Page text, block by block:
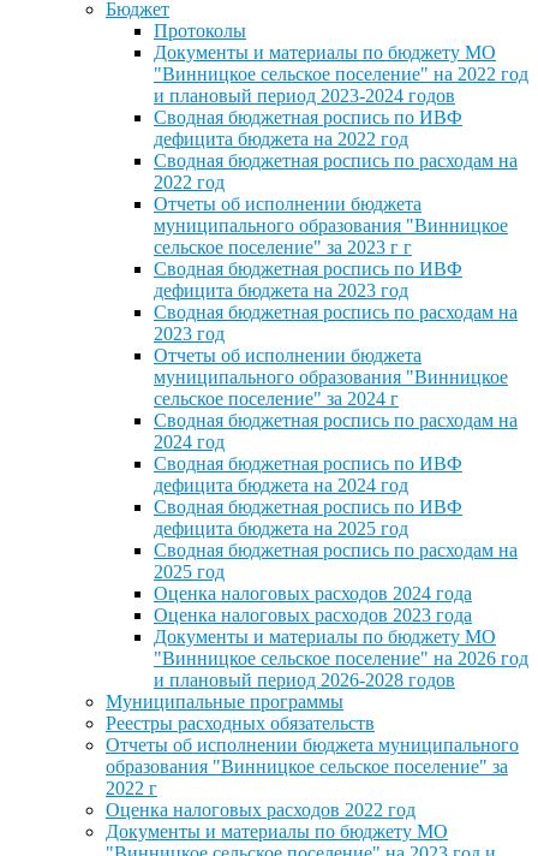
Бюджет
Протоколы
Документы и материалы по бюджету МО
"Винницкое сельское поселение" на 2022 год
и плановый период 2023-2024 годов
Сводная бюджетная роспись по ИВФ
дефицита бюджета на 2022 год
Сводная бюджетная роспись по расходам на
2022 год
Отчеты об исполнении бюджета
муниципального образования "Винницкое
сельское поселение" за 2023 г г
Сводная бюджетная роспись по ИВФ
дефицита бюджета на 2023 год
Сводная бюджетная роспись по расходам на
2023 год
Отчеты об исполнении бюджета
муниципального образования "Винницкое
сельское поселение" за 2024 г
Сводная бюджетная роспись по расходам на
2024 год
Сводная бюджетная роспись по ИВФ
дефицита бюджета на 2024 год
Сводная бюджетная роспись по ИВФ
дефицита бюджета на 2025 год
Сводная бюджетная роспись по расходам на
2025 год
Оценка налоговых расходов 2024 года
Оценка налоговых расходов 2023 года
Документы и материалы по бюджету МО
"Винницкое сельское поселение" на 2026 год
и плановый период 2026-2028 годов
Муниципальные программы
Реестры расходных обязательств
Отчеты об исполнении бюджета муниципального
образования "Винницкое сельское поселение" за
2022 г
Оценка налоговых расходов 2022 год
Документы и материалы по бюджету МО